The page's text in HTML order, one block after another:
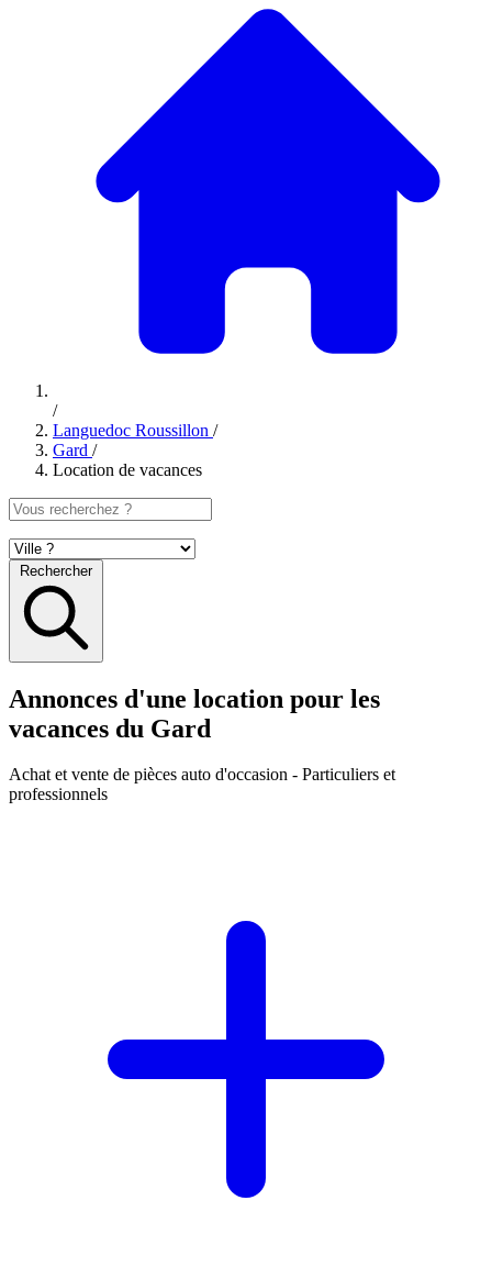
/
Languedoc Roussillon /
Gard /
Location de vacances
Rechercher
Annonces d'une location pour les
vacances du Gard
Achat et vente de pièces auto d'occasion - Particuliers et
professionnels